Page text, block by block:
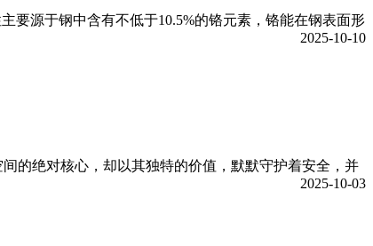
要源于钢中含有不低于10.5%的铬元素，铬能在钢表面形
2025-10-10
的绝对核心，却以其独特的价值，默默守护着安全，并
2025-10-03